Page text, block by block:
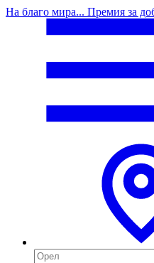
На благо мира... Премия за